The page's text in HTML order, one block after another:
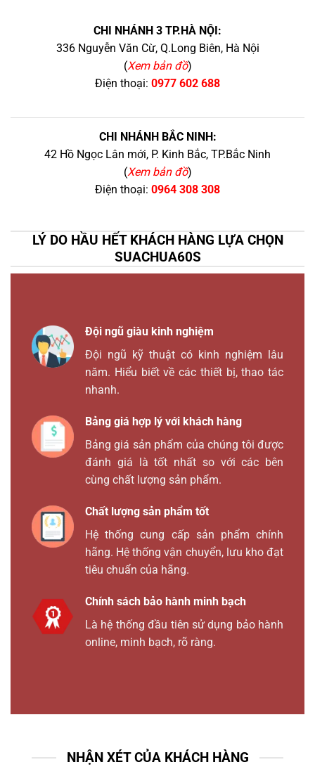
CHI NHÁNH 3 TP.HÀ NỘI:
336 Nguyễn Văn Cừ, Q.Long Biên, Hà Nội
(Xem bản đồ)
Điện thoại: 0977 602 688
CHI NHÁNH BẮC NINH:
42 Hồ Ngọc Lân mới, P. Kinh Bắc, TP.Bắc Ninh
(Xem bản đồ)
Điện thoại: 0964 308 308
LÝ DO HẦU HẾT KHÁCH HÀNG LỰA CHỌN
SUACHUA60S
Đội ngũ giàu kinh nghiệm
Đội ngũ kỹ thuật có kinh nghiệm lâu
năm. Hiểu biết về các thiết bị, thao tác
nhanh.
Bảng giá hợp lý với khách hàng
Bảng giá sản phẩm của chúng tôi được
đánh giá là tốt nhất so với các bên
cùng chất lượng sản phẩm.
Chất lượng sản phẩm tốt
Hệ thống cung cấp sản phẩm chính
hãng. Hệ thống vận chuyển, lưu kho đạt
tiêu chuẩn của hãng.
Chính sách bảo hành minh bạch
Là hệ thống đầu tiên sử dụng bảo hành
online, minh bạch, rõ ràng.
NHẬN XÉT CỦA KHÁCH HÀNG